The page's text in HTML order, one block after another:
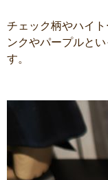
チェック柄やハイ
ンクやパープルと
す。